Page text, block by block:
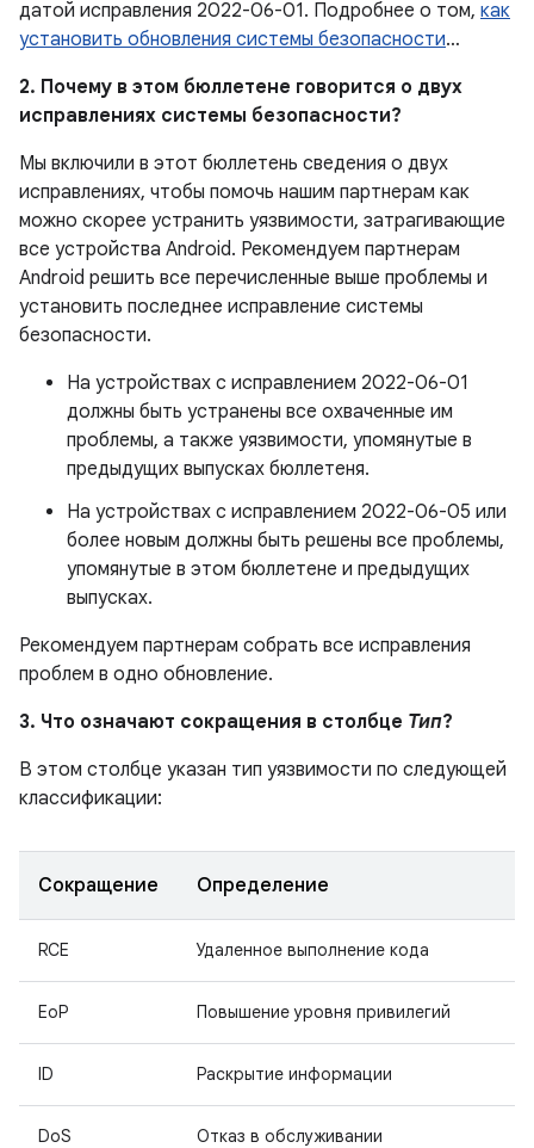
датой исправления 2022-06-01. Подробнее о том, как
установить обновления системы безопасности…
2. Почему в этом бюллетене говорится о двух
исправлениях системы безопасности?
Мы включили в этот бюллетень сведения о двух
исправлениях, чтобы помочь нашим партнерам как
можно скорее устранить уязвимости, затрагивающие
все устройства Android. Рекомендуем партнерам
Android решить все перечисленные выше проблемы и
установить последнее исправление системы
безопасности.
На устройствах с исправлением 2022-06-01
должны быть устранены все охваченные им
проблемы, а также уязвимости, упомянутые в
предыдущих выпусках бюллетеня.
На устройствах с исправлением 2022-06-05 или
более новым должны быть решены все проблемы,
упомянутые в этом бюллетене и предыдущих
выпусках.
Рекомендуем партнерам собрать все исправления
проблем в одно обновление.
3. Что означают сокращения в столбце Тип?
В этом столбце указан тип уязвимости по следующей
классификации:
Сокращение Определение
RCE Удаленное выполнение кода
EoP Повышение уровня привилегий
ID Раскрытие информации
DoS Отказ в обслуживании